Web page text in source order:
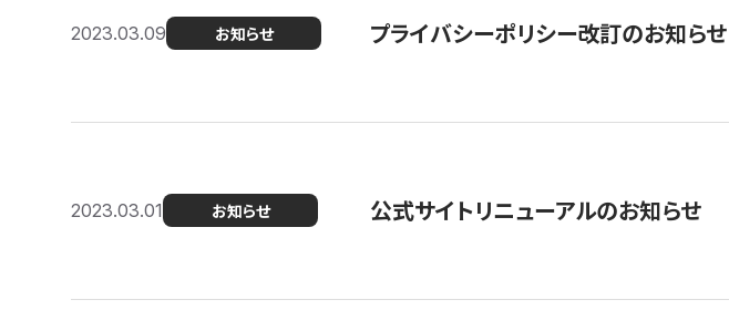
2023.03.09 お知らせ プライバシーポリシー改訂のお知らせ
2023.03.01 お知らせ 公式サイトリニューアルのお知らせ